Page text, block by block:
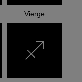
Vierge